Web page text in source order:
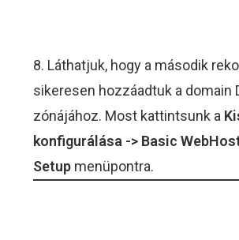
8. Láthatjuk, hogy a második
sikeresen hozzáadtuk a domain
zónájához. Most kattintsunk a
konfigurálása -> Basic
Setup menüpontra.